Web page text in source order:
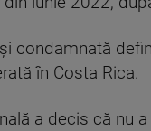
condamnată
în Costa Rica.
a decis că nu